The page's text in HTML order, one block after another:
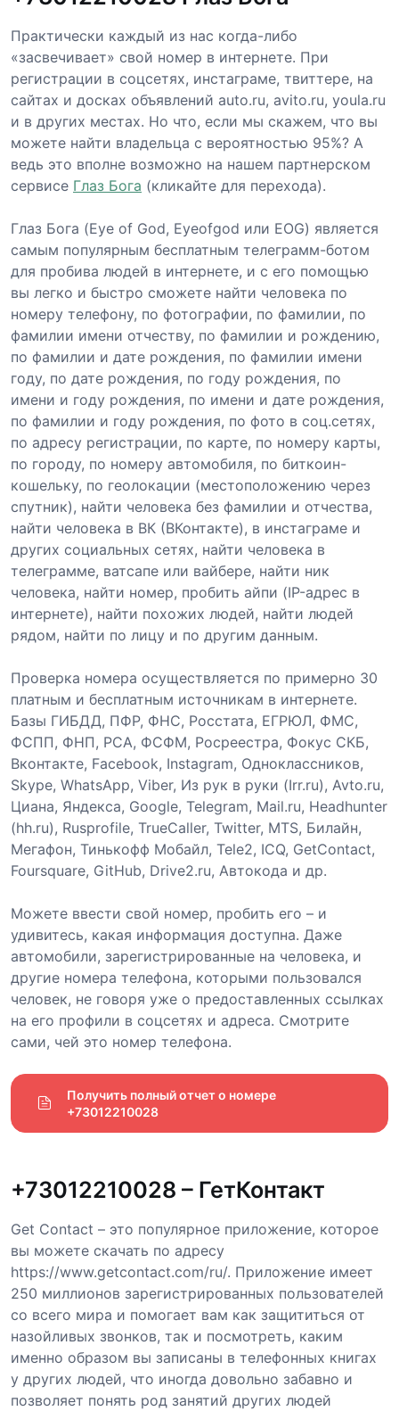
Практически каждый из нас когда-либо
«засвечивает» свой номер в интернете. При
регистрации в соцсетях, инстаграме, твиттере, на
сайтах и досках объявлений auto.ru, avito.ru, youla.ru
и в других местах. Но что, если мы скажем, что вы
можете найти владельца с вероятностью 95%? А
ведь это вполне возможно на нашем партнерском
сервисе Глаз Бога (кликайте для перехода).
Глаз Бога (Eye of God, Eyeofgod или EOG) является
самым популярным бесплатным телеграмм-ботом
для пробива людей в интернете, и с его помощью
вы легко и быстро сможете найти человека по
номеру телефону, по фотографии, по фамилии, по
фамилии имени отчеству, по фамилии и рождению,
по фамилии и дате рождения, по фамилии имени
году, по дате рождения, по году рождения, по
имени и году рождения, по имени и дате рождения,
по фамилии и году рождения, по фото в соц.сетях,
по адресу регистрации, по карте, по номеру карты,
по городу, по номеру автомобиля, по биткоин-
кошельку, по геолокации (местоположению через
спутник), найти человека без фамилии и отчества,
найти человека в ВК (ВКонтакте), в инстаграме и
других социальных сетях, найти человека в
телеграмме, ватсапе или вайбере, найти ник
человека, найти номер, пробить айпи (IP-адрес в
интернете), найти похожих людей, найти людей
рядом, найти по лицу и по другим данным.
Проверка номера осуществляется по примерно 30
платным и бесплатным источникам в интернете.
Базы ГИБДД, ПФР, ФНС, Росстата, ЕГРЮЛ, ФМС,
ФСПП, ФНП, РСА, ФСФМ, Росреестра, Фокус СКБ,
Вконтакте, Facebook, Instagram, Одноклассников,
Skype, WhatsApp, Viber, Из рук в руки (Irr.ru), Avto.ru,
Циана, Яндекса, Google, Telegram, Mail.ru, Headhunter
(hh.ru), Rusprofile, TrueCaller, Twitter, MTS, Билайн,
Мегафон, Тинькофф Мобайл, Tele2, ICQ, GetContact,
Foursquare, GitHub, Drive2.ru, Автокода и др.
Можете ввести свой номер, пробить его – и
удивитесь, какая информация доступна. Даже
автомобили, зарегистрированные на человека, и
другие номера телефона, которыми пользовался
человек, не говоря уже о предоставленных ссылках
на его профили в соцсетях и адреса. Смотрите
сами, чей это номер телефона.
Получить полный отчет о номере
+73012210028
+73012210028 – ГетКонтакт
Get Contact – это популярное приложение, которое
вы можете скачать по адресу
https://www.getcontact.com/ru/. Приложение имеет
250 миллионов зарегистрированных пользователей
со всего мира и помогает вам как защититься от
назойливых звонков, так и посмотреть, каким
именно образом вы записаны в телефонных книгах
у других людей, что иногда довольно забавно и
позволяет понять род занятий других людей